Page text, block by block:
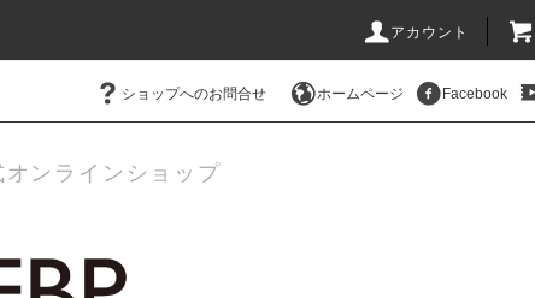
アカウント
ショップへのお問合せ ホームページ Facebook
ンラインショップ